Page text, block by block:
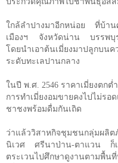
ใกล้ลำปางมาอีกหน่อย ที่บ้า
เมืองฯ จังหวัดน่าน บรรพบุรุ
โดยนำเอาต้นเมี่ยงมาปลูก
ระดับทะเลปานกลาง
ในปี พ.ศ. 2546 ราคาเมี่ยงตก
การทำเมี่ยงอมขายคงไปไม่ร
ชาชงพร้อมดื่มกันเถิด
ว่าแล้ววิสาหกิจชุมชนกลุ่มผลิต
นิเวศ ศรีนาป่าน-ตาแวน ก็
ตระเวนไปศึกษาดูงานตามพื้